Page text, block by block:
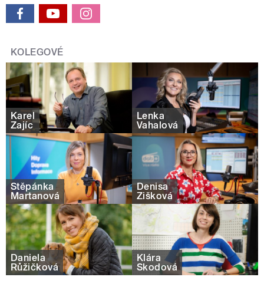
KOLEGOVÉ
Karel
Zajíc
Lenka
Vahalová
Štěpánka
Martanová
Denisa
Žišková
Daniela
Růžičková
Klára
Škodová